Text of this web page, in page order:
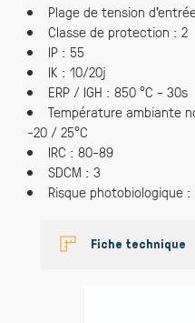
Plage de tension
Classe de protection : 2
IP : 55
IK : 10/20j
ERP / IGH : 850 °C - 30s
Température ambiante
-20 / 25°C
IRC : 80-89
SDCM : 3
Risque photobiologique :
Fiche technique